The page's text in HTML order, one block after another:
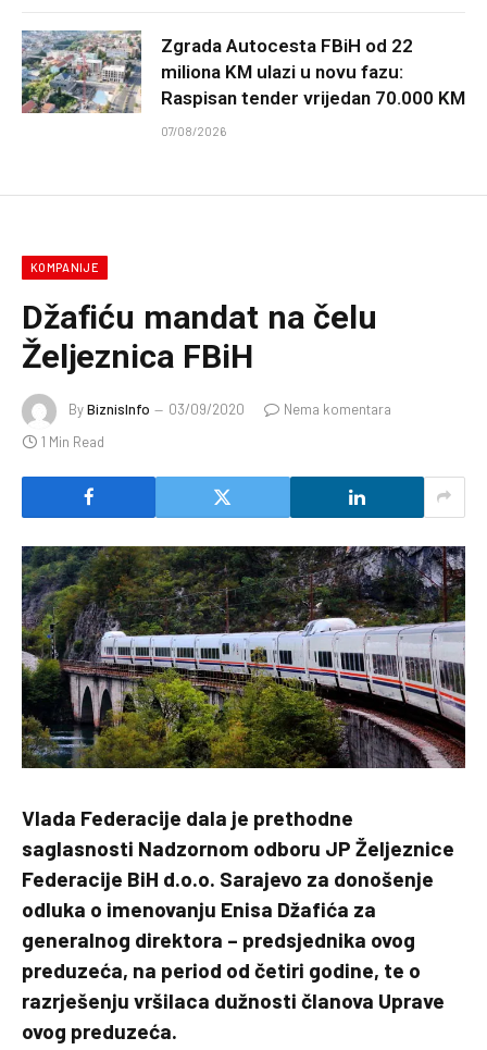
Zgrada Autocesta FBiH od 22
miliona KM ulazi u novu fazu:
Raspisan tender vrijedan 70.000 KM
07/08/2026
KOMPANIJE
Džafiću mandat na čelu
Željeznica FBiH
ByBiznisInfo 03/09/2020
Nema komentara
1 Min Read
Vlada Federacije dala je prethodne
saglasnosti Nadzornom odboru JP Željeznice
Federacije BiH d.o.o. Sarajevo za donošenje
odluka o imenovanju Enisa Džafića za
generalnog direktora – predsjednika ovog
preduzeća, na period od četiri godine, te o
razrješenju vršilaca dužnosti članova Uprave
ovog preduzeća.